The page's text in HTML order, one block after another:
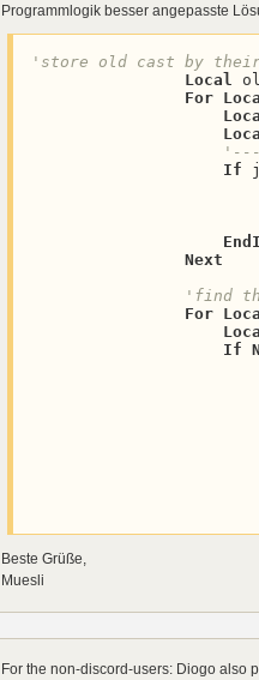
Programmlogik besser angepasste
'store old cast by
Local
For
'---
If
Next
'find
For
If
Beste Grüße,
Muesli
For the non-discord-users: Diogo also